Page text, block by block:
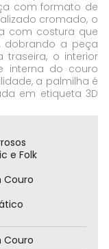
com formato de
cromado, o
com costura que
dobrando a peça
o interior
interna do couro
a palmilha é
em etiqueta 3D
e Folk
Couro
Couro